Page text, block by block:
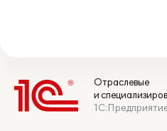
Отраслевые
и